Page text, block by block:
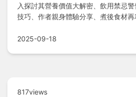
入探討其營養價值大解密、飲用禁忌
技巧、作者親身體驗分享、煮後食材
2025-09-18
817views